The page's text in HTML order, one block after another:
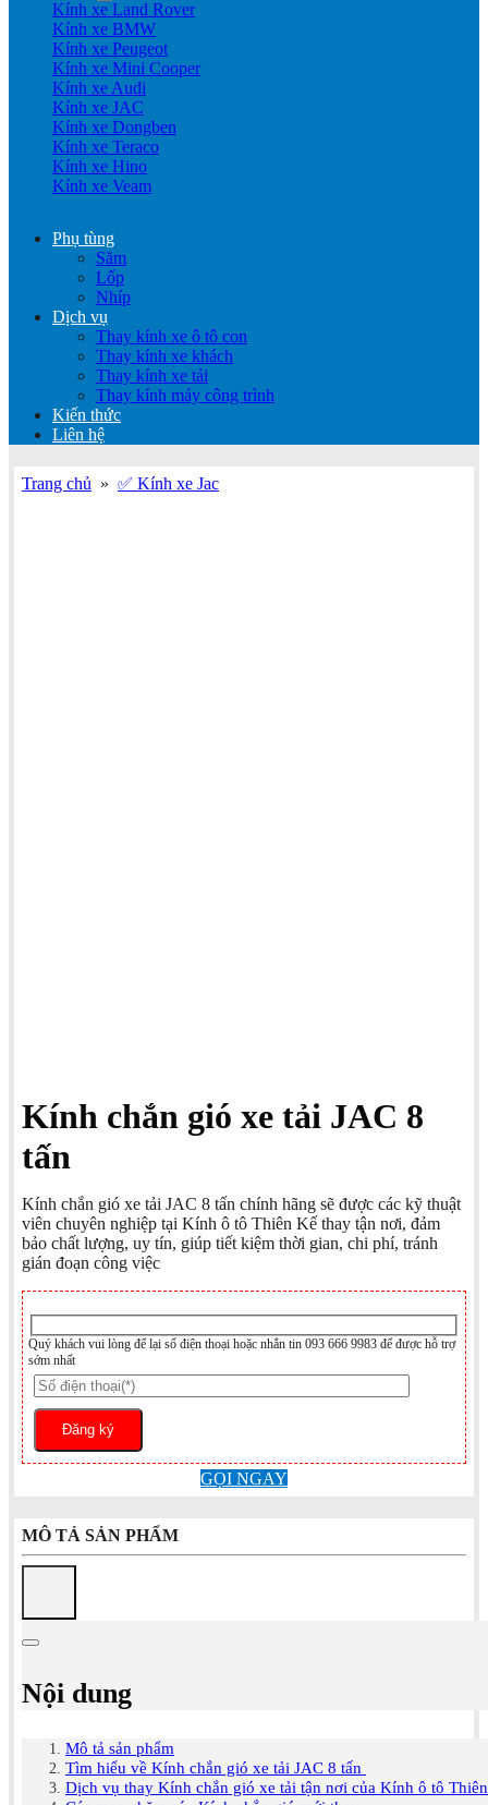
Kính xe Land Rover
Kính xe BMW
Kính xe Peugeot
Kính xe Mini Cooper
Kính xe Audi
Kính xe JAC
Kính xe Dongben
Kính xe Teraco
Kính xe Hino
Kính xe Veam
Phụ tùng
Săm
Lốp
Nhíp
Dịch vụ
Thay kính xe ô tô con
Thay kính xe khách
Thay kính xe tải
Thay kính máy công trình
Kiến thức
Liên hệ
Trang chủ » ✅ Kính xe Jac
Kính chắn gió xe tải JAC 8
tấn
Kính chắn gió xe tải JAC 8 tấn chính hãng sẽ được các kỹ thuật
viên chuyên nghiệp tại Kính ô tô Thiên Kế thay tận nơi, đảm
bảo chất lượng, uy tín, giúp tiết kiệm thời gian, chi phí, tránh
gián đoạn công việc
Quý khách vui lòng để lại số điện thoại hoặc nhắn tin 093 666 9983 để được hỗ trợ
sớm nhất
GỌI NGAY
MÔ TẢ SẢN PHẨM
Nội dung
Mô tả sản phẩm
Tìm hiểu về Kính chắn gió xe tải JAC 8 tấn
Dịch vụ thay Kính chắn gió xe tải tận nơi của Kính ô tô